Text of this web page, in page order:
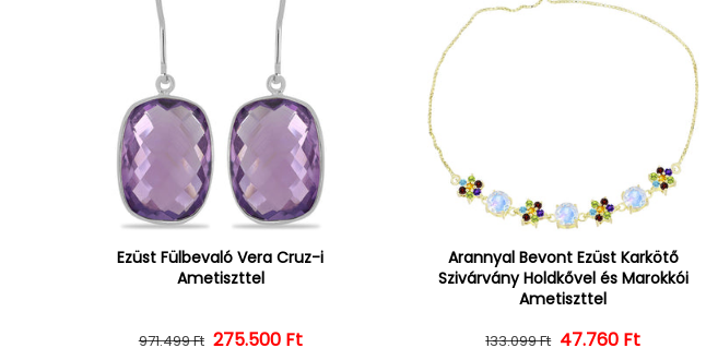
Ezüst Fülbevaló Vera Cruz-i
Ametiszttel
Normál ár
971.499 Ft Kedvezményes ár
275.500 Ft
Arannyal Bevont Ezüst Karkötő
Szivárvány Holdkővel és Marokkói
Ametiszttel
Normál ár
133.099 Ft Kedvezményes ár
47.760 Ft